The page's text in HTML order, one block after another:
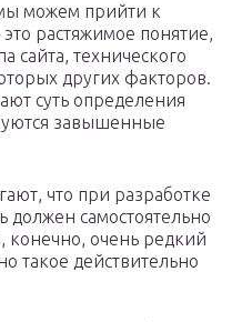
можем прийти к
растяжимое понятие,
сайта, технического
других факторов.
суть определения
завышенные
что при разработке
должен самостоятельно
конечно, очень редкий
такое действительно